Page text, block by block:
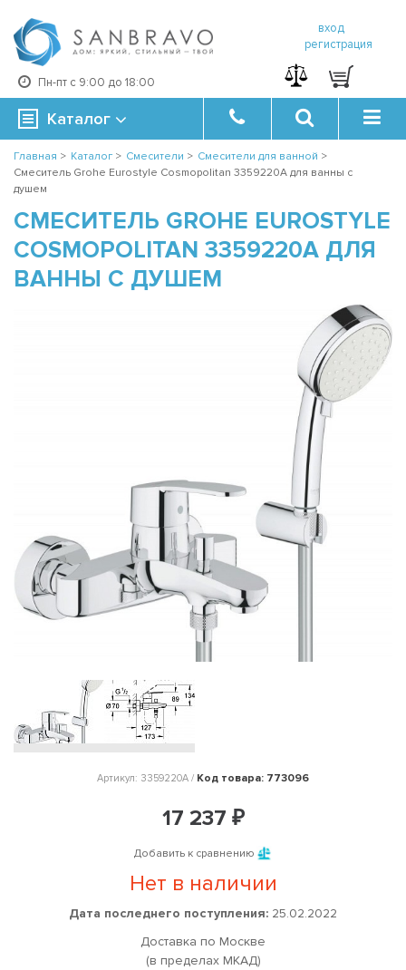
Пн-пт с 9:00 до 18:00
вход
регистрация
Каталог
Главная > Каталог > Смесители > Смесители для ванной >
Смеситель Grohe Eurostyle Cosmopolitan 3359220A для ванны с
душем
СМЕСИТЕЛЬ GROHE EUROSTYLE
COSMOPOLITAN 3359220A ДЛЯ
ВАННЫ С ДУШЕМ
Артикул: 3359220A / Код товара: 773096
17 237 ₽
Добавить к сравнению
Нет в наличии
Дата последнего поступления: 25.02.2022
Доставка по Москве
(в пределах МКАД)